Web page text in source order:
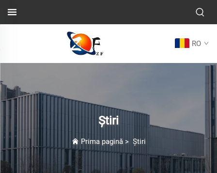
RO
Știri
Prima pagină> Știri